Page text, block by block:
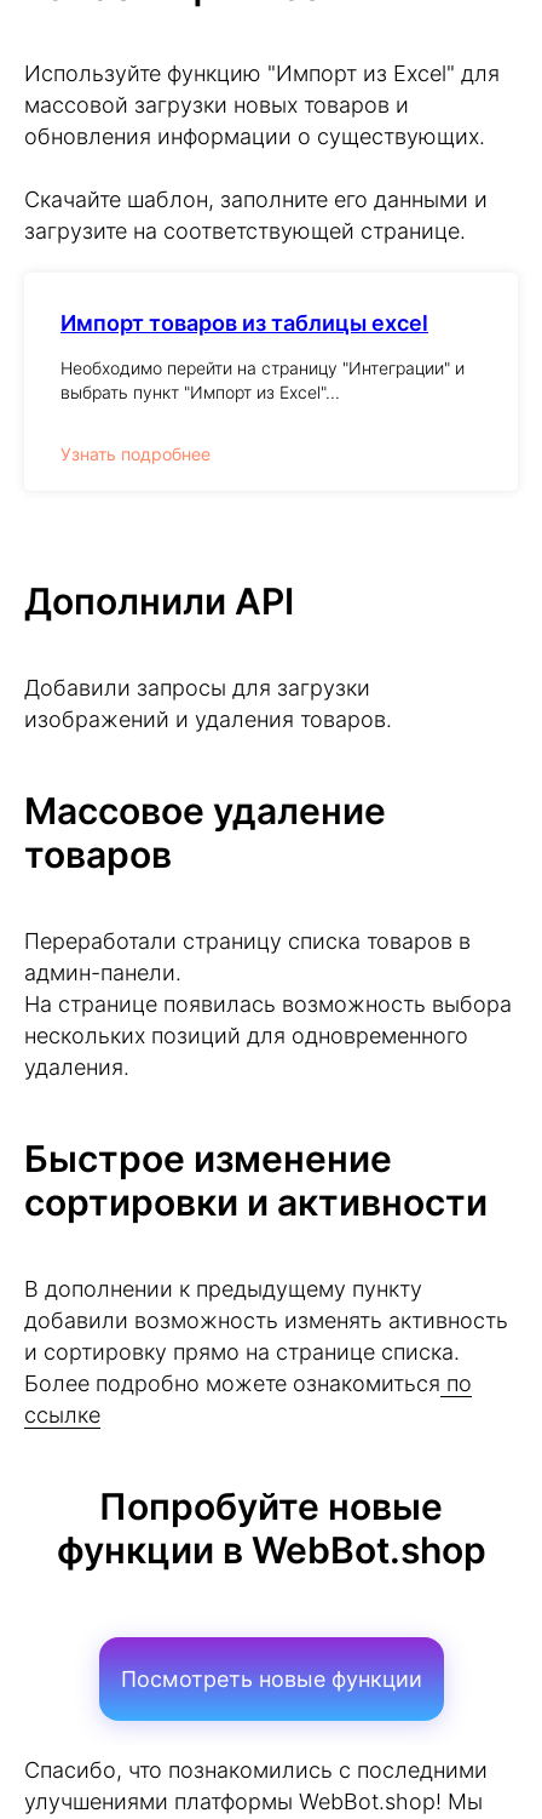
Используйте функцию "Импорт из Excel" для
массовой загрузки новых товаров и
обновления информации о существующих.
Скачайте шаблон, заполните его данными и
загрузите на соответствующей странице.
Импорт товаров из таблицы excel
Необходимо перейти на страницу "Интеграции" и
выбрать пункт "Импорт из Excel"...
Узнать подробнее
Дополнили API
Добавили запросы для загрузки
изображений и удаления товаров.
Массовое удаление
товаров
Переработали страницу списка товаров в
админ-панели.
На странице появилась возможность выбора
нескольких позиций для одновременного
удаления.
Быстрое изменение
сортировки и активности
В дополнении к предыдущему пункту
добавили возможность изменять активность
и сортировку прямо на странице списка.
Более подробно можете ознакомиться по
ссылке
Попробуйте новые
функции в WebBot.shop
Посмотреть новые функции
Спасибо, что познакомились с последними
улучшениями платформы WebBot.shop! Мы